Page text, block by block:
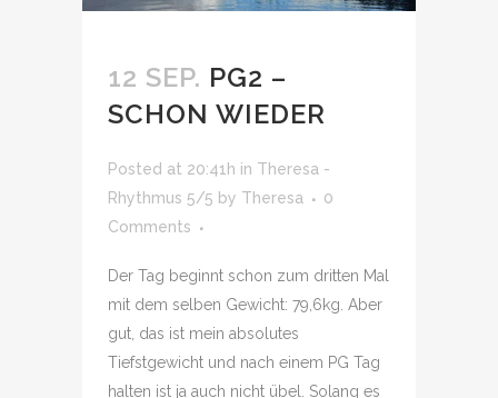
12 SEP. PG2 –
SCHON WIEDER
Posted at 20:41h in Theresa -
Rhythmus 5/5 by Theresa
0
Comments
Der Tag beginnt schon zum dritten Mal
mit dem selben Gewicht: 79,6kg. Aber
gut, das ist mein absolutes
Tiefstgewicht und nach einem PG Tag
halten ist ja auch nicht übel. Solang es